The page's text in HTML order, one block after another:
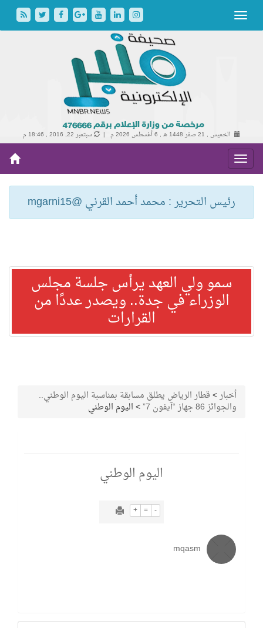
الخميس , 21 صفر 1448 هـ , 6 أغسطس 2026 م | سبتمبر 22, 2016 , 18:46 م
رئيس التحرير : محمد أحمد القرني @mgarni15
سمو ولي العهد يرأس جلسة مجلس
الوزراء في جدة.. ويصدر عددًا من
القرارات
أخبار>قطار الرياض يطلق مسابقة بمناسبة اليوم الوطني..
والجوائز 86 جهاز “آيفون 7” >اليوم الوطني
اليوم الوطني
+ = -
mqasm